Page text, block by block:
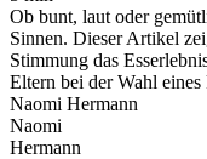
Ob bunt, laut oder
Sinnen. Dieser Artikel
Stimmung das
Eltern bei der Wahl
Naomi Hermann
Naomi
Hermann